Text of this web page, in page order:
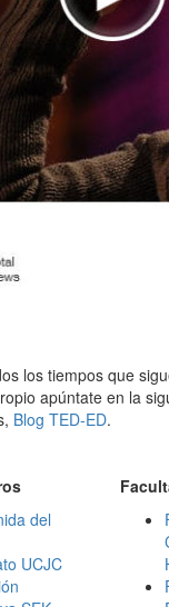
los tiempos que
apúntate en la
Blog TED-ED.
del
UCJC